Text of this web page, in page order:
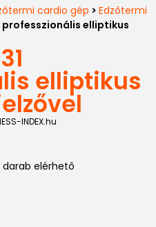
cardio gép > Edzőtermi
professzionális elliptikus
elliptikus
INDEX.hu
elérhető